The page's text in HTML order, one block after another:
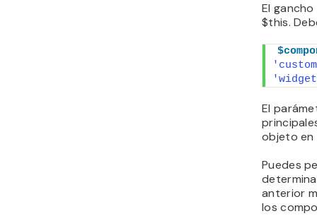
El
$this.
El
objeto en
Puedes
anterior
los